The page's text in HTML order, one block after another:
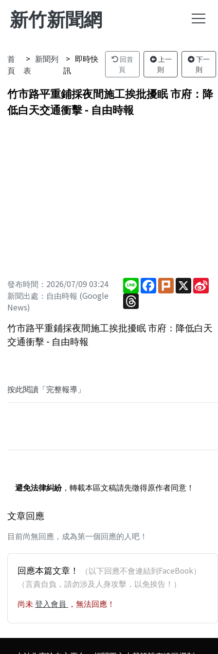
新竹新聞網
首
頁
新聞列
表
即時快
訊
回首
頁
上一
則
下一
則
竹市路平重鋪採夜間施工挨批擾眠 市府：降
低白天交通衝擊 - 自由時報
發布時間：2026/07/09 03:24
新聞出處：自由時報 (Google
News)
Line Facebook
PlurkX
Threads
竹市路平重鋪採夜間施工挨批擾眠 市府：降低白天
交通衝擊 - 自由時報
按此閱讀「完整報導」
避免法律糾紛，轉載本區文稿請先徵得原作者同意！
文章回應
目前尚無回應，成為第一個回應的人吧！
回應本篇文章！
（以下回應不會連結到FaceBook）
（言責自負，請勿涉及人身攻擊，以免挨告！）
尚未 登入會員 ，無法回應！